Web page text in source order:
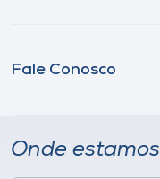
Fale Conosco
Onde estamos